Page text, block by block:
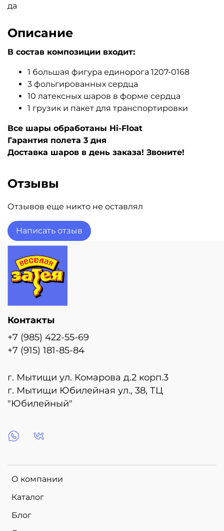
да
Описание
В состав композиции входит:
1 большая фигура единорога 1207-0168
3 фольгированных сердца
10 латексных шаров в форме сердца
1 грузик и пакет для транспортировки
Все шары обработаны Hi-Float
Гарантия полета 3 дня
Доставка шаров в день заказа! Звоните!
Отзывы
Отзывов еще никто не оставлял
Написать отзыв
О компании
Каталог
Блог
Контакты
+7 (985) 422-55-69
+7 (915) 181-85-84
г. Мытищи ул. Комарова д.2 корп.3
г. Мытищи Юбилейная ул., 38, ТЦ
"Юбилейный"